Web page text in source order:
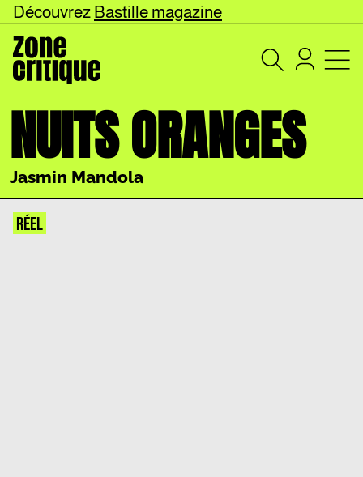
Découvrez Bastille magazine
NUITS ORANGES
Jasmin Mandola
RÉEL